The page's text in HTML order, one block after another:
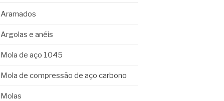
Aramados
Argolas e anéis
Mola de aço 1045
Mola de compressão de aço carbono
Molas